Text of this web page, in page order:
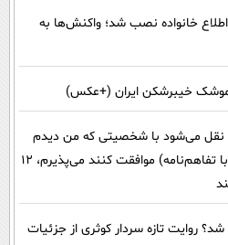
خانواده نصب شد؛ واکنش‌ها به
خیبرشکن ایران (+عکس)
نقل می‌شود با شخصیتی که من دیدم
تطابق ندارد/ گفتند سه چهارم ( با تفاهم‌نامه) موافقت کنند می‌پذیرم، 12
روایت تازه سردار کوثری از جزئیات